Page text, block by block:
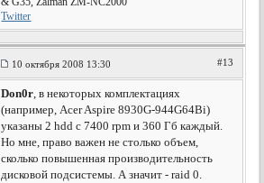
Twitter
10 октября 2008 13:30 #13
Don0r, в некоторых комплектациях
(например, Acer Aspire 8930G-944G64Bi)
указаны 2 hdd с 7400 rpm и 360 Гб каждый.
Но мне, право важен не столько объем,
сколько повышенная производительность
дисковой подсистемы. А значит - raid 0.